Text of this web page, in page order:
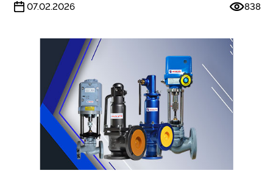
07.02.2026 838